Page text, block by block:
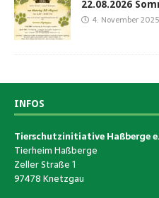
22.08.2026
4. November 2025
INFOS
Tierschutzinitiative Haßberge
Tierheim Haßberge
Zeller Straße 1
97478 Knetzgau